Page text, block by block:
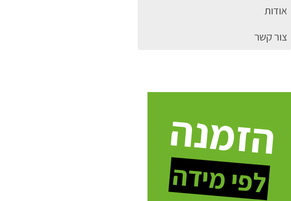
אודות
צור קשר
הזמנה
לפי מידה